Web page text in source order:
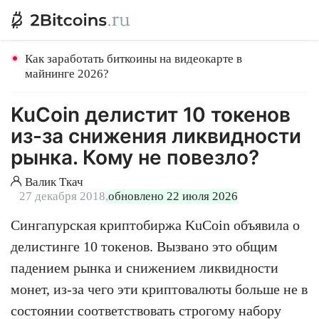
Как заработать биткоины на видеокарте в
майнинге 2026?
KuCoin делистит 10 токенов
из-за снижения ликвидности
рынка. Кому не повезло?
Валик Ткач
27 декабря 2018,обновлено 22 июля 2026
Сингапурская криптобиржа KuCoin объявила о
делистинге 10 токенов. Вызвано это общим
падением рынка и снижением ликвидности
монет, из-за чего эти криптовалюты больше не в
состоянии соответствовать строгому набору